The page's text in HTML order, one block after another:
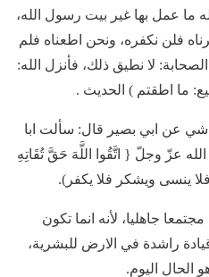
ما عمل بها غير بيت رسول الله،
فلن نكفره، ونحن اطعناه فلم
لا نطيق ذلك، فأنزل الله:
ما اطقتم ) الحديث .
عن ابي بصير قال: سألت ابا
عزّ وجلّ { اتَّقُوا اللَّهَ حَقَّ تُقَاتِهِ
ينسى ويشكر فلا يكفر).
جاهليا، لأنه انما تكون
راشدة في الارض للبشرية،
الحال اليوم.